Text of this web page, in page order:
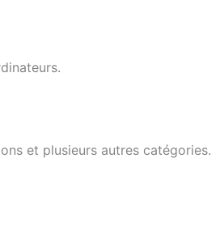
et plusieurs autres catégories.